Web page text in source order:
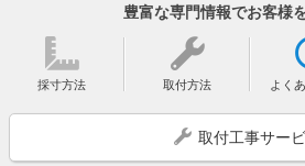
豊富な専門情報でお客様
採寸方法 取付方法 よく
取付工事サー